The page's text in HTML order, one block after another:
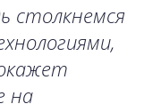
столкнемся
на